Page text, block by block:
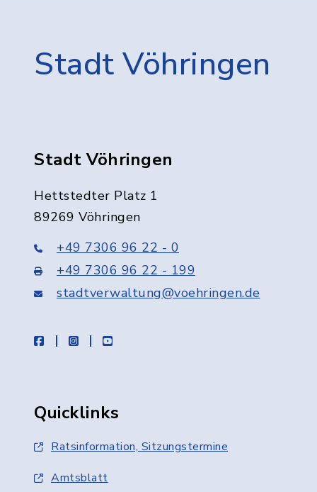
Stadt Vöhringen
Stadt Vöhringen
Hettstedter Platz 1
89269 Vöhringen
+49 7306 96 22 - 0
+49 7306 96 22 - 199
stadtverwaltung@voehringen.de
facebookinstagramyoutube
Quicklinks
Ratsinformation, Sitzungstermine
Amtsblatt